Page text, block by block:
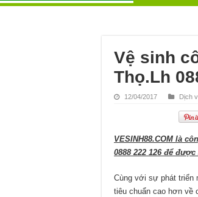
Vệ sinh
Thọ.Lh
12/04/2017 Dịch
VESINH88.COM là
0888 222 126 để
Cùng với sự phát triển
tiêu chuẩn cao hơn về